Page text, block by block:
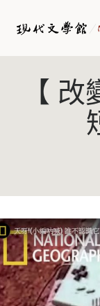
【